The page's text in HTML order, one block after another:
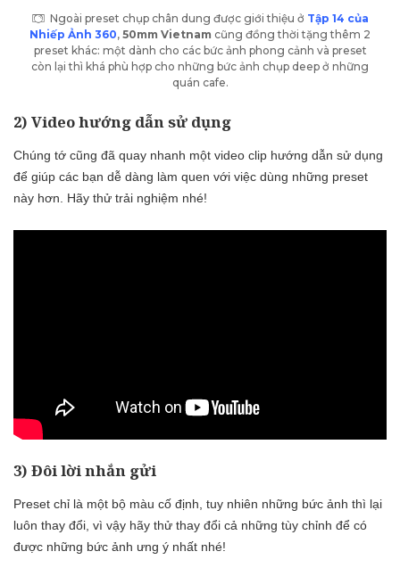
Ngoài preset chụp chân dung được giới thiệu ở Tập 14 của
Nhiếp Ảnh 360, 50mm Vietnam cũng đồng thời tặng thêm 2
preset khác: một dành cho các bức ảnh phong cảnh và preset
còn lại thì khá phù hợp cho những bức ảnh chụp deep ở những
quán cafe.
2) Video hướng dẫn sử dụng
Chúng tớ cũng đã quay nhanh một video clip hướng dẫn sử dụng
để giúp các bạn dễ dàng làm quen với việc dùng những preset
này hơn. Hãy thử trải nghiệm nhé!
3) Đôi lời nhắn gửi
Preset chỉ là một bộ màu cố định, tuy nhiên những bức ảnh thì lại
luôn thay đổi, vì vậy hãy thử thay đổi cả những tùy chỉnh để có
được những bức ảnh ưng ý nhất nhé!